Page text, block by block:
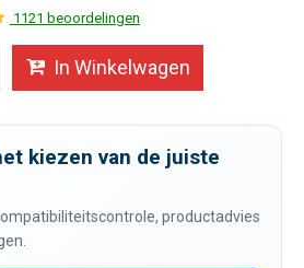
1121 beoordelingen
In Winkelwagen
kiezen van de juiste
productadvies